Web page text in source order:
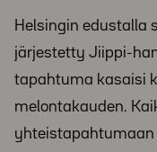
Helsingin edustalla
järjestetty Jiippi-
tapahtuma kasaisi
melontakauden.
yhteistapahtumaan